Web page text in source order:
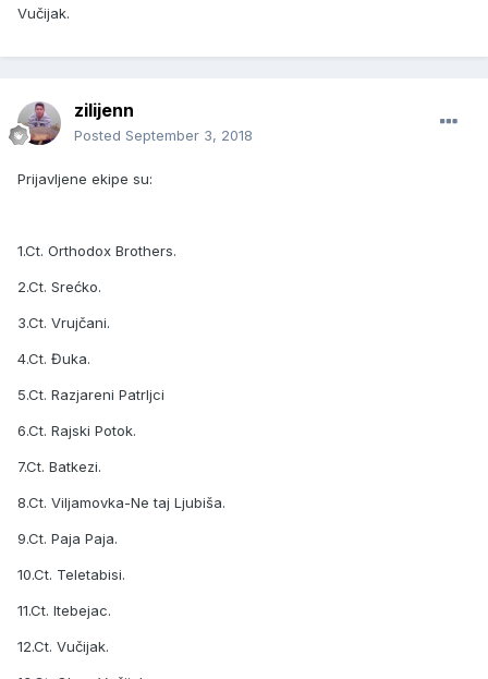
Vučijak.
zilijenn
Posted September 3, 2018
Prijavljene ekipe su:
1.Ct. Orthodox Brothers.
2.Ct. Srećko.
3.Ct. Vrujčani.
4.Ct. Đuka.
5.Ct. Razjareni Patrljci
6.Ct. Rajski Potok.
7.Ct. Batkezi.
8.Ct. Viljamovka-Ne taj Ljubiša.
9.Ct. Paja Paja.
10.Ct. Teletabisi.
11.Ct. Itebejac.
12.Ct. Vučijak.